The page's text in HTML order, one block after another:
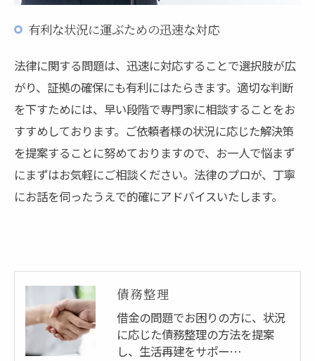
有利な状況に運ぶための迅速な対応
法律に関する問題は、迅速に対応することで選択肢が広
がり、証拠の確保にも有利にはたらきます。適切な判断
を下すためには、早い段階で専門家に相談することをお
すすめしております。ご依頼者様の状況に応じた解決策
を提案することに努めておりますので、お一人で悩まず
にまずはお気軽にご相談ください。法律のプロが、丁寧
にお話を伺ったうえで的確にアドバイスいたします。
債務整理
借金の問題でお困りの方に、状況
に応じた債務整理の方法を提案
し、生活再建をサポー…